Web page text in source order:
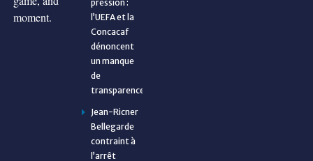
moment.
pression :
l’UEFA et la
Concacaf
dénoncent
un manque
de
transparence
Jean-Ricner
Bellegarde
contraint à
l’arrêt